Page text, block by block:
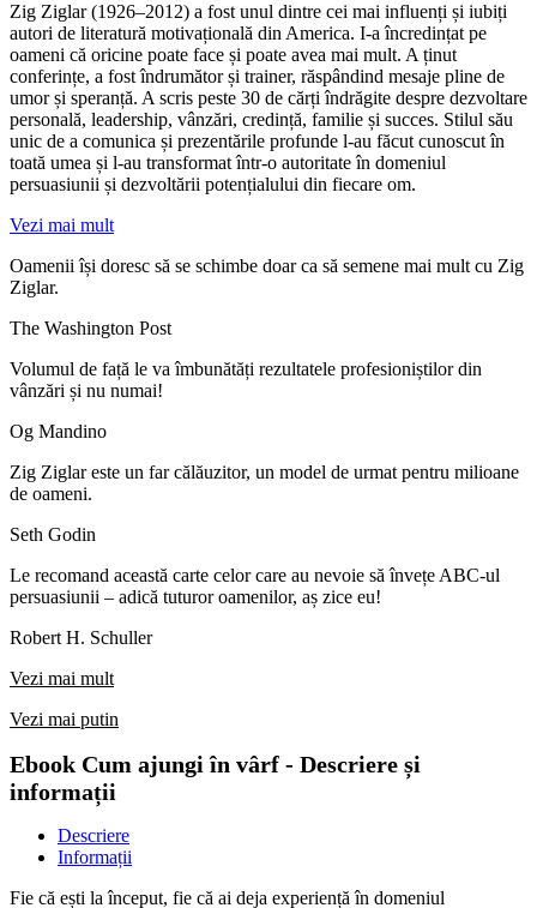
Zig Ziglar (1926–2012) a fost unul dintre cei mai influenți și iubiți
autori de literatură motivațională din America. I‑a încredințat pe
oameni că oricine poate face și poate avea mai mult. A ținut
conferințe, a fost îndrumător și trainer, răspândind mesaje pline de
umor și speranță. A scris peste 30 de cărți îndrăgite despre dezvoltare
personală, leadership, vânzări, credință, familie și succes. Stilul său
unic de a comunica și prezentările profunde l‑au făcut cunoscut în
toată umea și l‑au transformat într‑o autoritate în domeniul
persuasiunii și dezvoltării potențialului din fiecare om.
Vezi mai mult
Oamenii își doresc să se schimbe doar ca să semene mai mult cu Zig
Ziglar.
The Washington Post
Volumul de față le va îmbunătăți rezultatele profesioniștilor din
vânzări și nu numai!
Og Mandino
Zig Ziglar este un far călăuzitor, un model de urmat pentru milioane
de oameni.
Seth Godin
Le recomand această carte celor care au nevoie să învețe ABC-ul
persuasiunii – adică tuturor oamenilor, aș zice eu!
Robert H. Schuller
Vezi mai mult
Vezi mai putin
Ebook Cum ajungi în vârf - Descriere și
informații
Descriere
Informații
Fie că ești la început, fie că ai deja experiență în domeniul